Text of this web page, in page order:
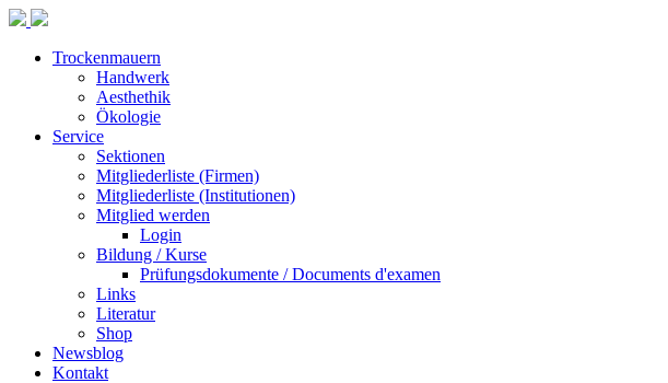
Trockenmauern
Handwerk
Aesthethik
Ökologie
Service
Sektionen
Mitgliederliste (Firmen)
Mitgliederliste (Institutionen)
Mitglied werden
Login
Bildung / Kurse
Prüfungsdokumente / Documents d'examen
Links
Literatur
Shop
Newsblog
Kontakt